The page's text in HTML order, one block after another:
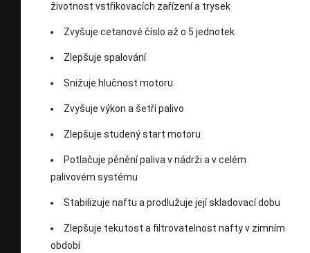
životnost vstřikovacích zařízení a trysek
Zvyšuje cetanové číslo až o 5 jednotek
Zlepšuje spalování
Snižuje hlučnost motoru
Zvyšuje výkon a šetří palivo
Zlepšuje studený start motoru
Potlačuje pěnění paliva v nádrži a v celém
palivovém systému
Stabilizuje naftu a prodlužuje její skladovací dobu
Zlepšuje tekutost a filtrovatelnost nafty v zimním
období